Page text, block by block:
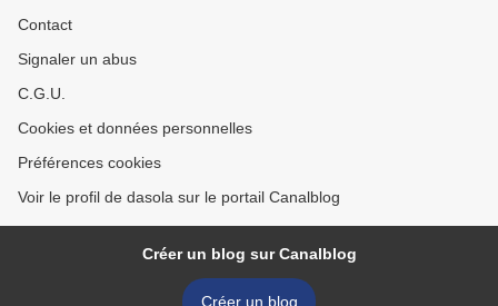
Contact
Signaler un abus
C.G.U.
Cookies et données personnelles
Préférences cookies
Voir le profil de dasola sur le portail Canalblog
Créer un blog sur Canalblog
Créer un blog